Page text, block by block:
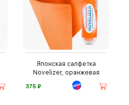
Японская салфетка
Novelizer, оранжевая
375 ⃏